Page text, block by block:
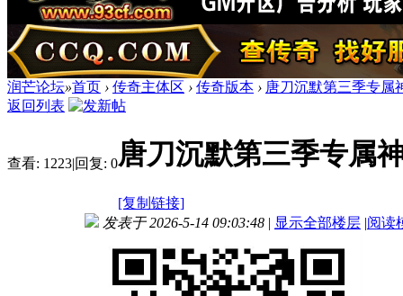
润芒论坛»首页 › 传奇主体区 › 传奇版本 › 唐刀沉默第三季专属
返回列表
查看: 1223|回复: 0唐刀沉默第三季专属
[复制链接]
发表于 2026-5-14 09:03:48 | 显示全部楼层 |阅读